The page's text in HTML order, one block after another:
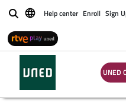
BuscarHelp center Enroll Sign
UNED
LA